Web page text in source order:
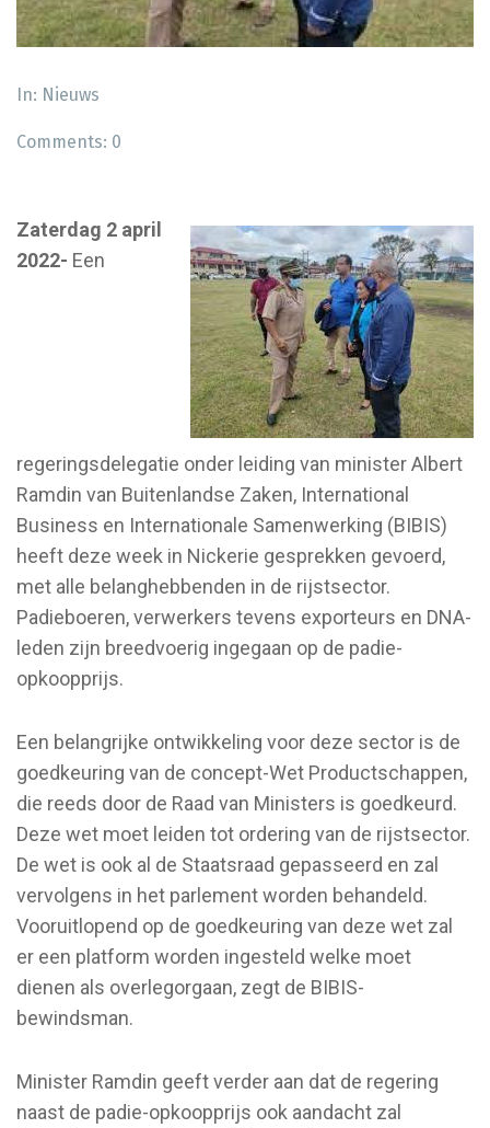
In: Nieuws
Comments: 0
Zaterdag 2 april
2022- Een
regeringsdelegatie onder leiding van minister Albert
Ramdin van Buitenlandse Zaken, International
Business en Internationale Samenwerking (BIBIS)
heeft deze week in Nickerie gesprekken gevoerd,
met alle belanghebbenden in de rijstsector.
Padieboeren, verwerkers tevens exporteurs en DNA-
leden zijn breedvoerig ingegaan op de padie-
opkoopprijs.
Een belangrijke ontwikkeling voor deze sector is de
goedkeuring van de concept-Wet Productschappen,
die reeds door de Raad van Ministers is goedkeurd.
Deze wet moet leiden tot ordering van de rijstsector.
De wet is ook al de Staatsraad gepasseerd en zal
vervolgens in het parlement worden behandeld.
Vooruitlopend op de goedkeuring van deze wet zal
er een platform worden ingesteld welke moet
dienen als overlegorgaan, zegt de BIBIS-
bewindsman.
Minister Ramdin geeft verder aan dat de regering
naast de padie-opkoopprijs ook aandacht zal